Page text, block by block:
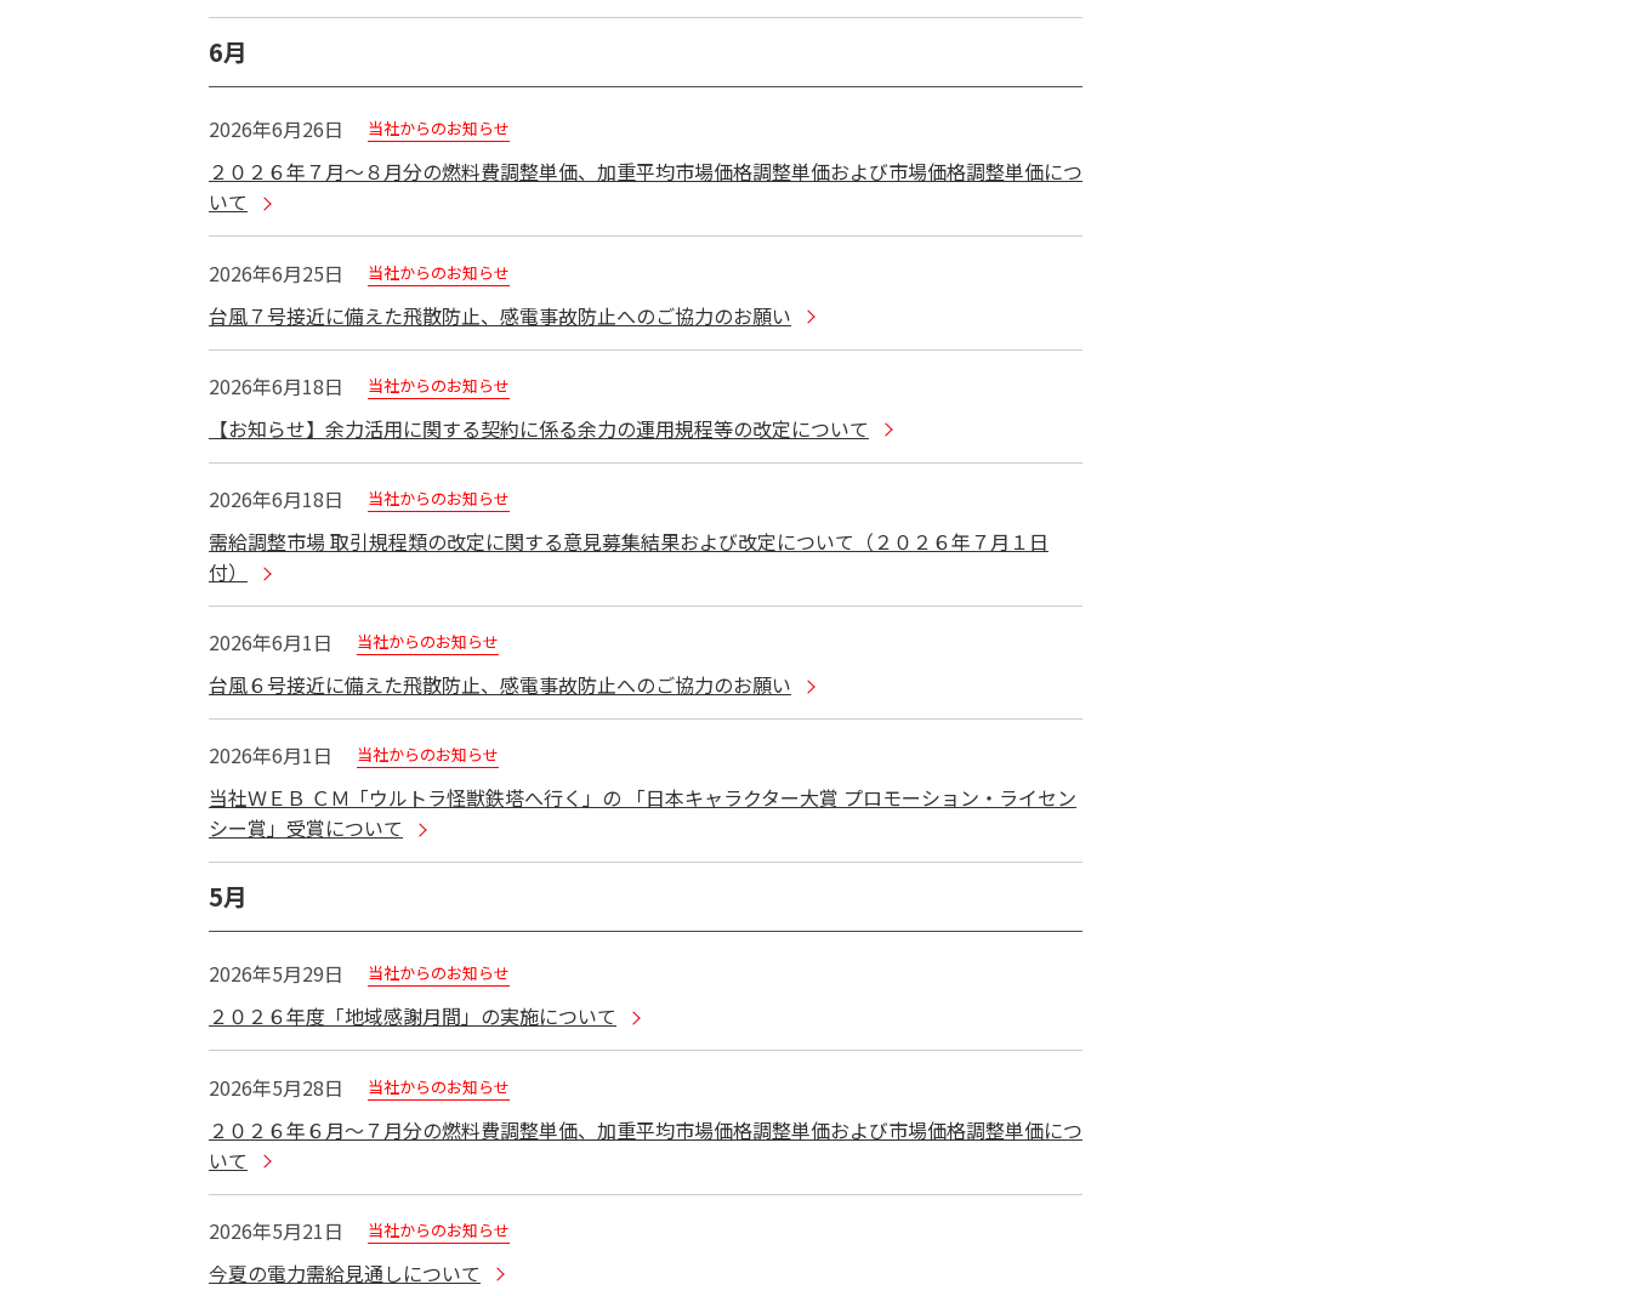
6月
2026年6月26日 当社からのお知らせ
２０２６年７月～８月分の燃料費調整単価、加重平均市場価格調整単価および市場価格調整単価につ
いて
2026年6月25日 当社からのお知らせ
台風７号接近に備えた飛散防止、感電事故防止へのご協力のお願い
2026年6月18日 当社からのお知らせ
【お知らせ】余力活用に関する契約に係る余力の運用規程等の改定について
2026年6月18日 当社からのお知らせ
需給調整市場 取引規程類の改定に関する意見募集結果および改定について（２０２６年７月１日
付）
2026年6月1日 当社からのお知らせ
台風６号接近に備えた飛散防止、感電事故防止へのご協力のお願い
2026年6月1日 当社からのお知らせ
当社ＷＥＢ ＣＭ「ウルトラ怪獣鉄塔へ行く」の 「日本キャラクター大賞 プロモーション・ライセン
シー賞」受賞について
5月
2026年5月29日 当社からのお知らせ
２０２６年度「地域感謝月間」の実施について
2026年5月28日 当社からのお知らせ
２０２６年６月～７月分の燃料費調整単価、加重平均市場価格調整単価および市場価格調整単価につ
いて
2026年5月21日 当社からのお知らせ
今夏の電力需給見通しについて